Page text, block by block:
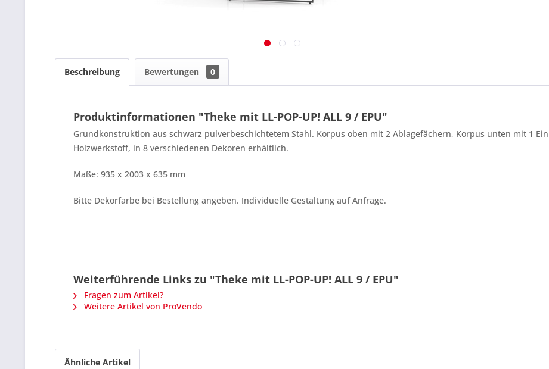
Beschreibung Bewertungen 0
Produktinformationen "Theke mit LL-POP-UP! ALL 9 / EPU"
Grundkonstruktion aus schwarz pulverbeschichtetem Stahl. Korpus oben mit 2 Ablagefächern, Korpus unten mit 1
Holzwerkstoff, in 8 verschiedenen Dekoren erhältlich.
Maße: 935 x 2003 x 635 mm
Bitte Dekorfarbe bei Bestellung angeben. Individuelle Gestaltung auf Anfrage.
Weiterführende Links zu "Theke mit LL-POP-UP! ALL 9 / EPU"
Fragen zum Artikel?
Weitere Artikel von ProVendo
Ähnliche Artikel